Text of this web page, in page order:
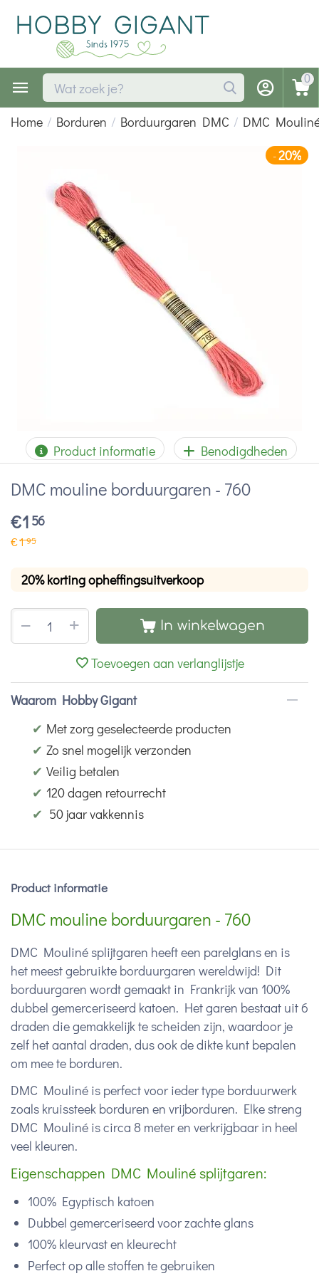
0
Home / Borduren / Borduurgaren DMC / DMC
-20%
Product informatie Benodigdheden
DMC mouline borduurgaren - 760
€1 56
€195
20% korting opheffingsuitverkoop
+
− In winkelwagen
Toevoegen aan verlanglijstje
Waarom Hobby Gigant
✔ Met zorg geselecteerde producten
✔ Zo snel mogelijk verzonden
✔ Veilig betalen
✔ 120 dagen retourrecht
✔ 50 jaar vakkennis
Product informatie
DMC mouline borduurgaren - 760
DMC Mouliné splijtgaren heeft een parelglans en is
het meest gebruikte borduurgaren wereldwijd! Dit
borduurgaren wordt gemaakt in Frankrijk van 100%
dubbel gemerceriseerd katoen. Het garen bestaat uit 6
draden die gemakkelijk te scheiden zijn, waardoor je
zelf het aantal draden, dus ook de dikte kunt bepalen
om mee te borduren.
DMC Mouliné is perfect voor ieder type borduurwerk
zoals kruissteek borduren en vrijborduren. Elke streng
DMC Mouliné is circa 8 meter en verkrijgbaar in heel
veel kleuren.
Eigenschappen DMC Mouliné splijtgaren:
100% Egyptisch katoen
Dubbel gemerceriseerd voor zachte glans
100% kleurvast en kleurecht
Perfect op alle stoffen te gebruiken